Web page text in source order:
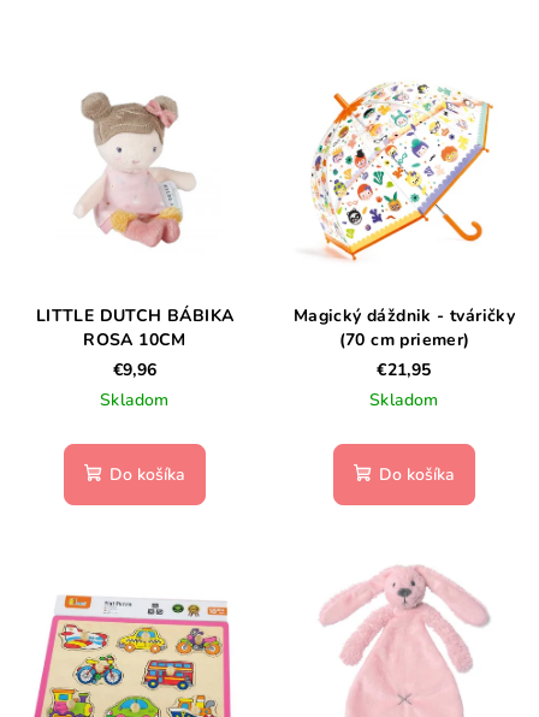
LITTLE DUTCH BÁBIKA
ROSA 10CM
€9,96
Skladom
Do košíka
Magický dáždnik - tváričky
(70 cm priemer)
€21,95
Skladom
Do košíka